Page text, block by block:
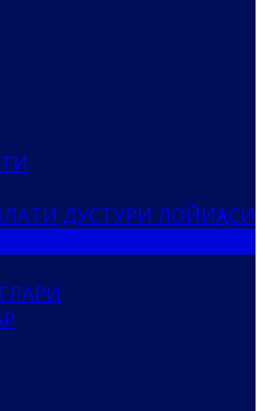
ДУСТУРИ ЛОЙИҲАСИ